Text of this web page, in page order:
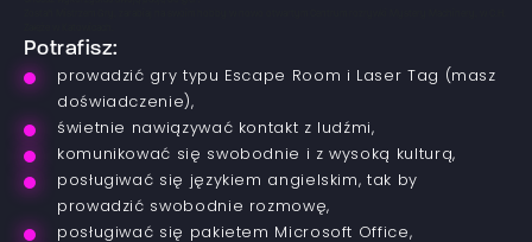
Potrafisz:
prowadzić gry typu Escape Room i Laser Tag (masz
doświadczenie),
świetnie nawiązywać kontakt z ludźmi,
komunikować się swobodnie i z wysoką kulturą,
posługiwać się językiem angielskim, tak by
prowadzić swobodnie rozmowę,
posługiwać się pakietem Microsoft Office,